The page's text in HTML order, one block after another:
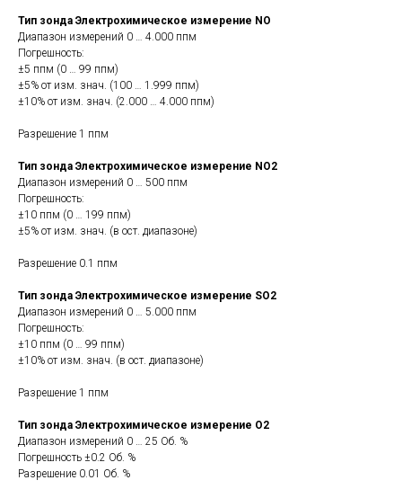
Тип зонда Электрохимическое измерение NO
Диапазон измерений 0 … 4.000 ппм
Погрешность:
±5 ппм (0 … 99 ппм)
±5% от изм. знач. (100 … 1.999 ппм)
±10% от изм. знач. (2.000 … 4.000 ппм)
Разрешение 1 ппм
Тип зонда Электрохимическое измерение NO2
Диапазон измерений 0 … 500 ппм
Погрешность:
±10 ппм (0 … 199 ппм)
±5% от изм. знач. (в ост. диапазоне)
Разрешение 0.1 ппм
Тип зонда Электрохимическое измерение SO2
Диапазон измерений 0 … 5.000 ппм
Погрешность:
±10 ппм (0 … 99 ппм)
±10% от изм. знач. (в ост. диапазоне)
Разрешение 1 ппм
Тип зонда Электрохимическое измерение O2
Диапазон измерений 0 … 25 Об. %
Погрешность ±0.2 Об. %
Разрешение 0.01 Об. %